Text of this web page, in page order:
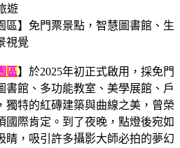
遊
區】於2025年初正式啟用，採免門
書館、多功能教室、美學展館、戶
獨特的紅磚建築與曲線之美，曾榮
國際肯定。到了夜晚，點燈後宛如
睛，吸引許多攝影大師必拍的夢幻